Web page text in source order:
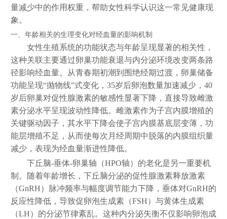
量减少中的作用权重，帮助女性科学认识这一常见健康现
象。
一、年龄相关的生理变化对经血量的影响机制
女性生殖系统的功能状态与年龄呈现显著的相关性，
这种关联主要通过卵巢功能衰退与内分泌环境改变两条路
径影响经血量。从青春期初潮到围绝经期过渡，卵巢储备
功能呈现“抛物线”式变化，35岁后卵泡数量加速减少，40
岁后卵巢对促性腺激素的敏感性显著下降，直接导致雌激
素分泌水平呈现波动性降低。雌激素作为子宫内膜增殖的
关键驱动因子，其水平下降会使子宫内膜基底层变薄，功
能层增殖不足，从而使每次月经周期中脱落的内膜组织量
减少，表现为经血量渐进性降低。
下丘脑-垂体-卵巢轴（HPO轴）的老化是另一重要机
制。随着年龄增长，下丘脑分泌的促性腺激素释放激素
（GnRH）脉冲频率与幅度调节能力下降，垂体对GnRH的
反应性降低，导致促卵泡生成素（FSH）与黄体生成素
（LH）的分泌节律紊乱。这种内分泌失衡不仅影响卵泡成